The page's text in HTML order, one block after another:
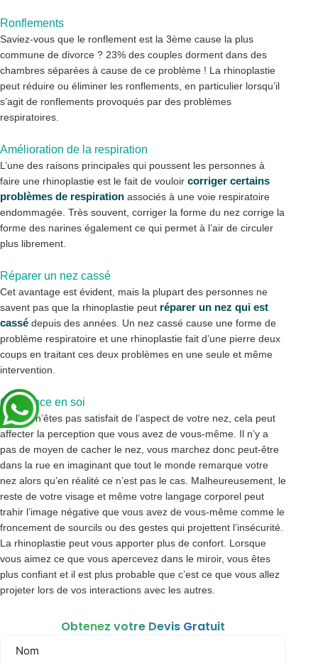
Ronflements
Saviez-vous que le ronflement est la 3ème cause la plus
commune de divorce ? 23% des couples dorment dans des
chambres séparées à cause de ce problème ! La rhinoplastie
peut réduire ou éliminer les ronflements, en particulier lorsqu’il
s’agit de ronflements provoqués par des problèmes
respiratoires.
Amélioration de la respiration
L’une des raisons principales qui poussent les personnes à
faire une rhinoplastie est le fait de vouloir corriger certains
problèmes de respiration associés à une voie respiratoire
endommagée. Très souvent, corriger la forme du nez corrige la
forme des narines également ce qui permet à l’air de circuler
plus librement.
Réparer un nez cassé
Cet avantage est évident, mais la plupart des personnes ne
savent pas que la rhinoplastie peut réparer un nez qui est
cassé depuis des années. Un nez cassé cause une forme de
problème respiratoire et une rhinoplastie fait d’une pierre deux
coups en traitant ces deux problèmes en une seule et même
intervention.
Confiance en soi
Si vous n’êtes pas satisfait de l’aspect de votre nez, cela peut
affecter la perception que vous avez de vous-même. Il n’y a
pas de moyen de cacher le nez, vous marchez donc peut-être
dans la rue en imaginant que tout le monde remarque votre
nez alors qu’en réalité ce n’est pas le cas. Malheureusement, le
reste de votre visage et même votre langage corporel peut
trahir l’image négative que vous avez de vous-même comme le
froncement de sourcils ou des gestes qui projettent l’insécurité.
La rhinoplastie peut vous apporter plus de confort. Lorsque
vous aimez ce que vous apercevez dans le miroir, vous êtes
plus confiant et il est plus probable que c’est ce que vous allez
projeter lors de vos interactions avec les autres.
Obtenez votre Devis Gratuit